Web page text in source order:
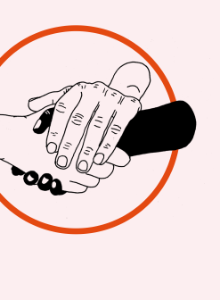
wochentaz: Eva
experimentelles
Forum expanded
Fräulein“, einen
Pädagogin,
Dillenburg lebte.
gestoßen?
Im Interview: